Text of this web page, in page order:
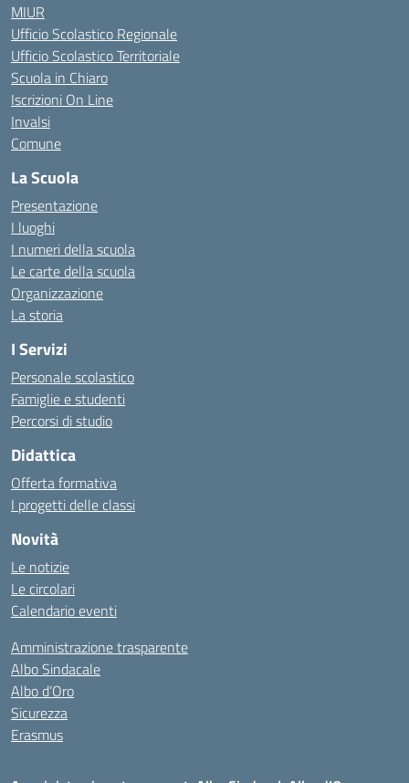
MIUR
Ufficio Scolastico Regionale
Ufficio Scolastico Territoriale
Scuola in Chiaro
Iscrizioni On Line
Invalsi
Comune
La Scuola
Presentazione
I luoghi
I numeri della scuola
Le carte della scuola
Organizzazione
La storia
I Servizi
Personale scolastico
Famiglie e studenti
Percorsi di studio
Didattica
Offerta formativa
I progetti delle classi
Novità
Le notizie
Le circolari
Calendario eventi
Amministrazione trasparente
Albo Sindacale
Albo d’Oro
Sicurezza
Erasmus